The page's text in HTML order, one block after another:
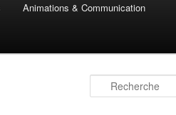
Animations & Communication
e